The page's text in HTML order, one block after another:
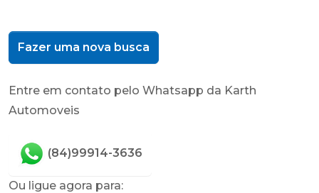
Fazer uma nova busca
Entre em contato pelo Whatsapp da Karth
Automoveis
(84)99914-3636
Ou ligue agora para: